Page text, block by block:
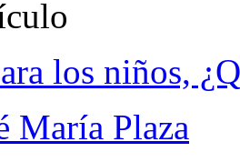
los niños,
María Plaza